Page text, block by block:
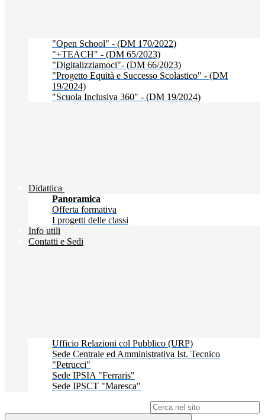
"Open School" - (DM 170/2022)
"+TEACH" - (DM 65/2023)
"Digitalizziamoci"- (DM 66/2023)
"Progetto Equità e Successo Scolastico" - (DM
19/2024)
"Scuola Inclusiva 360" - (DM 19/2024)
Didattica
Panoramica
Offerta formativa
I progetti delle classi
Info utili
Contatti e Sedi
Ufficio Relazioni col Pubblico (URP)
Sede Centrale ed Amministrativa Ist. Tecnico
"Petrucci"
Sede IPSIA "Ferraris"
Sede IPSCT "Maresca"